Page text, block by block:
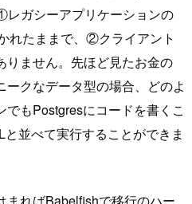
ガシーアプリケーションの
れたままで、②クライアント
りません。先ほど見たお金の
クなデータ型の場合、どのよ
でもPostgresにコードを書くこ
並べて実行することができま
まればBabelfishで移行のハー